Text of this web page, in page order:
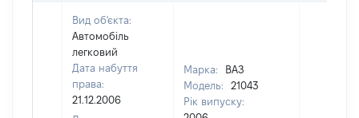
Вид об'єкта:
Автомобіль
легковий
Дата набуття
права:
21.12.2006
Марка:
ВАЗ
Модель:
21043
Рік випуску: